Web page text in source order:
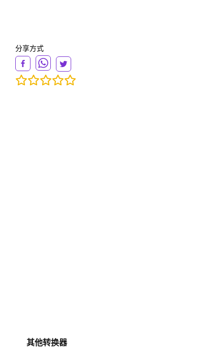
分享方式
其他转换器